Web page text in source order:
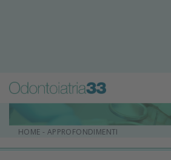
HOME - APPROFONDIMENTI